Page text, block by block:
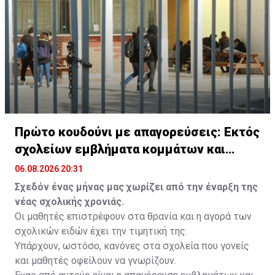
Πρώτο κουδούνι με απαγορεύσεις: Εκτός
σχολείων εμβλήματα κομμάτων και
ομάδων
06.08.2026 20:31
Σχεδόν ένας μήνας μας χωρίζει από την έναρξη της
νέας σχολικής χρονιάς.
Οι μαθητές επιστρέφουν στα θρανία και η αγορά των
σχολικών ειδών έχει την τιμητική της.
Υπάρχουν, ωστόσο, κανόνες στα σχολεία που γονείς
και μαθητές οφείλουν να γνωρίζουν.